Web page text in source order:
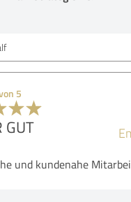
5
GUT
und kundenahe